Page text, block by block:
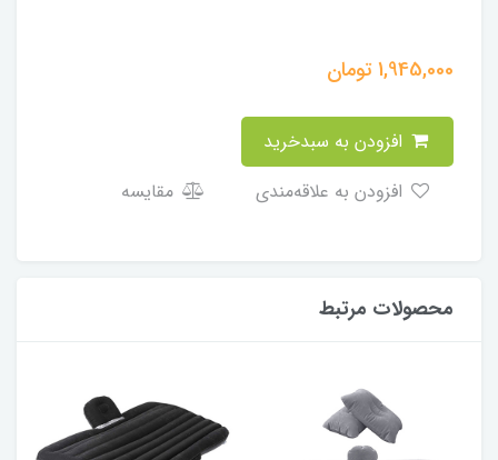
1,945,000تومان
مقایسه
محصولات مرتبط